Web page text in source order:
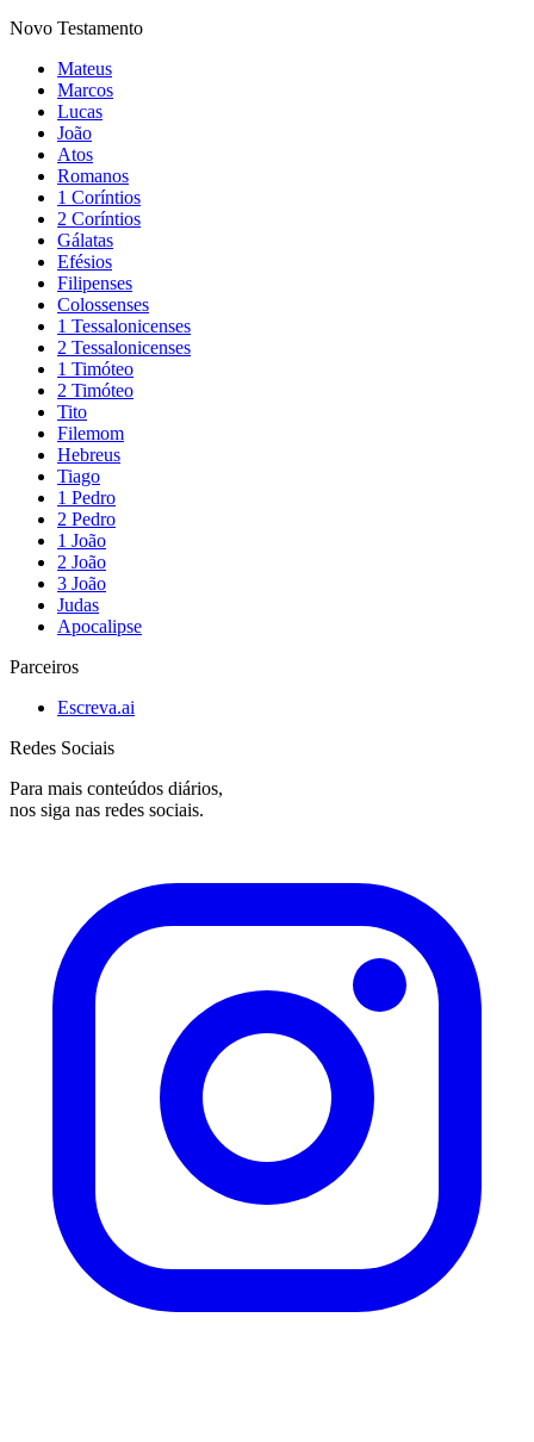
Novo Testamento
Mateus
Marcos
Lucas
João
Atos
Romanos
1 Coríntios
2 Coríntios
Gálatas
Efésios
Filipenses
Colossenses
1 Tessalonicenses
2 Tessalonicenses
1 Timóteo
2 Timóteo
Tito
Filemom
Hebreus
Tiago
1 Pedro
2 Pedro
1 João
2 João
3 João
Judas
Apocalipse
Parceiros
Escreva.ai
Redes Sociais
Para mais conteúdos diários,
nos siga nas redes sociais.